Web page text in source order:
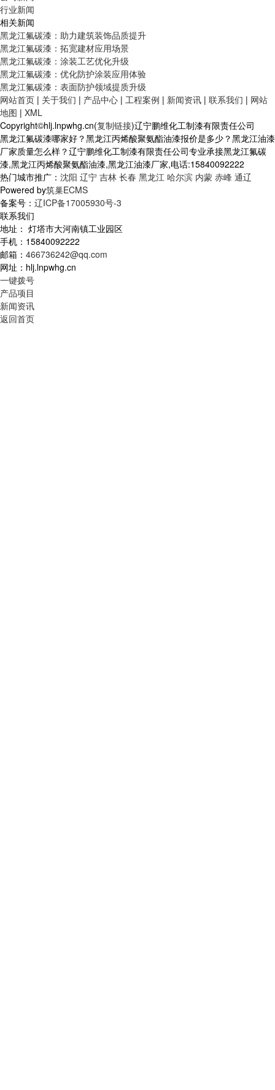
行业新闻
相关新闻
黑龙江氟碳漆：助力建筑装饰品质提升
黑龙江氟碳漆：拓宽建材应用场景
黑龙江氟碳漆：涂装工艺优化升级
黑龙江氟碳漆：优化防护涂装应用体验
黑龙江氟碳漆：表面防护领域提质升级
网站首页 | 关于我们 | 产品中心 | 工程案例 | 新闻资讯 | 联系我们 | 网站
地图 | XML
Copyright©hlj.lnpwhg.cn(复制链接)辽宁鹏维化工制漆有限责任公司
黑龙江氟碳漆哪家好？黑龙江丙烯酸聚氨酯油漆报价是多少？黑龙江油漆
厂家质量怎么样？辽宁鹏维化工制漆有限责任公司专业承接黑龙江氟碳
漆,黑龙江丙烯酸聚氨酯油漆,黑龙江油漆厂家,电话:15840092222
热门城市推广： 沈阳 辽宁 吉林 长春 黑龙江 哈尔滨 内蒙 赤峰 通辽
Powered by筑巢ECMS
备案号： 辽ICP备17005930号-3
联系我们
地址： 灯塔市大河南镇工业园区
手机：15840092222
邮箱： 466736242@qq.com
网址：hlj.lnpwhg.cn
一键拨号
产品项目
新闻资讯
返回首页